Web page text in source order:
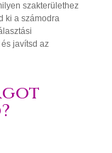
szakterülethez
ki a számodra
javítsd az